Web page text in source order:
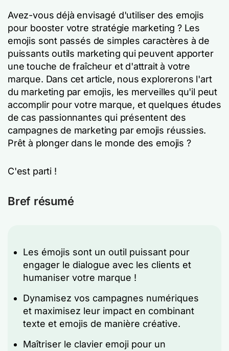
Avez-vous déjà envisagé d'utiliser des emojis
pour booster votre stratégie marketing ? Les
emojis sont passés de simples caractères à de
puissants outils marketing qui peuvent apporter
une touche de fraîcheur et d'attrait à votre
marque. Dans cet article, nous explorerons l'art
du marketing par emojis, les merveilles qu'il peut
accomplir pour votre marque, et quelques études
de cas passionnantes qui présentent des
campagnes de marketing par emojis réussies.
Prêt à plonger dans le monde des emojis ?
C'est parti !
Bref résumé
Les émojis sont un outil puissant pour
engager le dialogue avec les clients et
humaniser votre marque !
Dynamisez vos campagnes numériques
et maximisez leur impact en combinant
texte et emojis de manière créative.
Maîtriser le clavier emoji pour un